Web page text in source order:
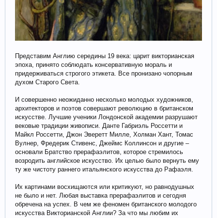
Представим Англию середины 19 века: царит викторианская
эпоха, принято соблюдать консервативную мораль и
придерживаться строгого этикета. Все пронизано чопорным
духом Старого Света.
И совершенно неожиданно несколько молодых художников,
архитекторов и поэтов совершают революцию в британском
искусстве. Лучшие ученики Лондонской академии разрушают
вековые традиции живописи. Данте Габриэль Россетти и
Майкл Россетти, Джон Эверетт Милле, Холман Хант, Томас
Вулнер, Фредерик Стивенс, Джеймс Коллинсон и другие –
основали Братство прерафаэлитов, которое стремилось
возродить английское искусство. Их целью было вернуть ему
ту же чистоту раннего итальянского искусства до Рафаэля.
Их картинами восхищаются или критикуют, но равнодушных
не было и нет. Любая выставка прерафаэлитов и сегодня
обречена на успех. В чем же феномен британского молодого
искусства Викторианской Англии? За что мы любим их